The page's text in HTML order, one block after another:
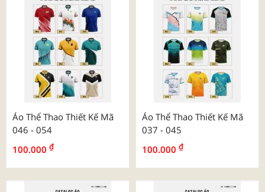
Áo Thể Thao Thiết Kế Mã
046 - 054
100.000 ₫
Áo Thể Thao Thiết Kế Mã
037 - 045
100.000 ₫